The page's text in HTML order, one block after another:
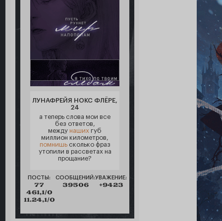
ЛУНАФРЕЙЯ НОКС ФЛЁРЕ,
24
а теперь слова мои все
без ответов,
между наших губ
миллион километров,
помнишьсколько фраз
утопили в рассветах на
прощание?
ПОСТЫ:
77
461,1/0
11.24,1/0
СООБЩЕНИЙ:
39506
УВАЖЕНИЕ:
+9423